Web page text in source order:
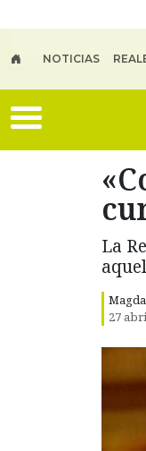
NOTICIAS
La
27